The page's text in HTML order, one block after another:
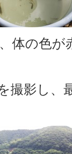
体の色
撮影し、